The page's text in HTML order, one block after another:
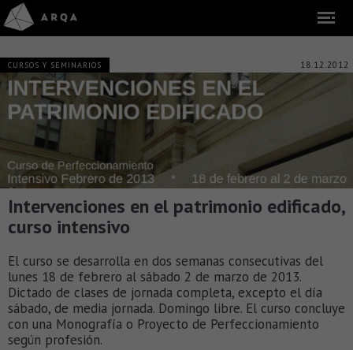
CURSOS Y SEMINARIOS 18.12.2012
Intervenciones en el patrimonio edificado,
curso intensivo
El curso se desarrolla en dos semanas consecutivas del
lunes 18 de febrero al sábado 2 de marzo de 2013.
Dictado de clases de jornada completa, excepto el día
sábado, de media jornada. Domingo libre. El curso concluye
con una Monografía o Proyecto de Perfeccionamiento
según profesión.